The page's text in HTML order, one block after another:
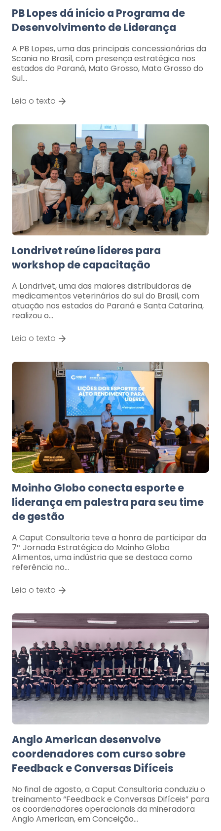
PB Lopes dá início a Programa de
Desenvolvimento de Liderança
A PB Lopes, uma das principais concessionárias da
Scania no Brasil, com presença estratégica nos
estados do Paraná, Mato Grosso, Mato Grosso do
Sul…
Leia o texto
Londrivet reúne líderes para
workshop de capacitação
A Londrivet, uma das maiores distribuidoras de
medicamentos veterinários do sul do Brasil, com
atuação nos estados do Paraná e Santa Catarina,
realizou o…
Leia o texto
Moinho Globo conecta esporte e
liderança em palestra para seu time
de gestão
A Caput Consultoria teve a honra de participar da
7ª Jornada Estratégica do Moinho Globo
Alimentos, uma indústria que se destaca como
referência no…
Leia o texto
Anglo American desenvolve
coordenadores com curso sobre
Feedback e Conversas Difíceis
No final de agosto, a Caput Consultoria conduziu o
treinamento “Feedback e Conversas Difíceis” para
os coordenadores operacionais da mineradora
Anglo American, em Conceição…